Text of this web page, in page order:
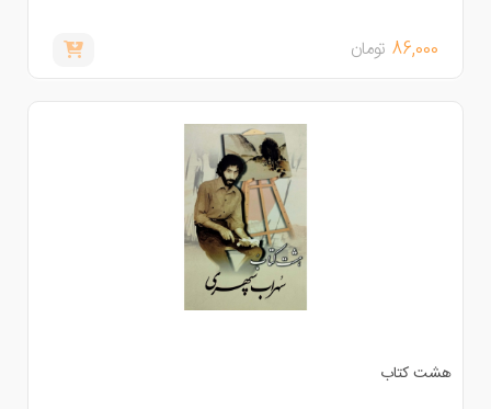
86,000تومان
کتاب